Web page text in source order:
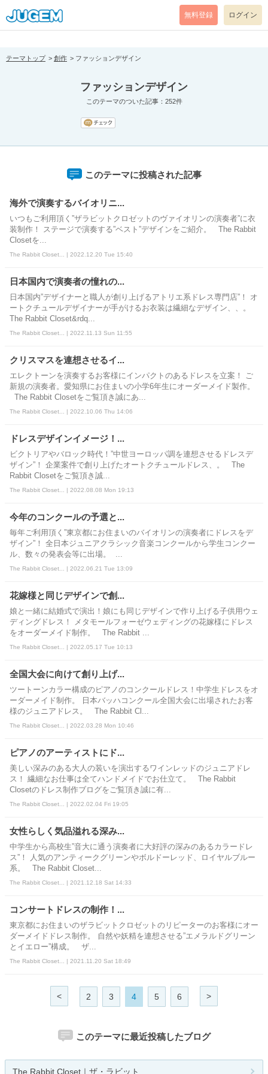
[pear_error: message="Success" code=0 mode=return level=notice
prefix="" info=""]
無料登録 ログイン
テーマトップ 創作 ファッションデザイン
ファッションデザイン
このテーマのついた記事：252件
このテーマに投稿された記事
海外で演奏するバイオリニ...
いつもご利用頂く”ザラビットクロゼットのヴァイオリンの演奏者”に衣
装制作！ ステージで演奏する”ベスト”デザインをご紹介。 The Rabbit
Closetを...
The Rabbit Closet... | 2022.12.20 Tue 15:40
日本国内で演奏者の憧れの...
日本国内”デザイナーと職人が創り上げるアトリエ系ドレス専門店”！ オ
ートクチュールデザイナーが手がけるお衣装は繊細なデザイン、、。
The Rabbit Closet&rdq...
The Rabbit Closet... | 2022.11.13 Sun 11:55
クリスマスを連想させるイ...
エレクトーンを演奏するお客様にインパクトのあるドレスを立案！ ご
新規の演奏者。愛知県にお住まいの小学6年生にオーダーメイド製作。
The Rabbit Closetをご覧頂き誠にあ...
The Rabbit Closet... | 2022.10.06 Thu 14:06
ドレスデザインイメージ！...
ビクトリアやバロック時代！”中世ヨーロッパ調を連想させるドレスデ
ザイン”！ 企業案件で創り上げたオートクチュールドレス、。 The
Rabbit Closetをご覧頂き誠...
The Rabbit Closet... | 2022.08.08 Mon 19:13
今年のコンクールの予選と...
毎年ご利用頂く”東京都にお住まいのバイオリンの演奏者にドレスをデ
ザイン”！ 全日本ジュニアクラシック音楽コンクールから学生コンクー
ル、数々の発表会等に出場。 ...
The Rabbit Closet... | 2022.06.21 Tue 13:09
花嫁様と同じデザインで創...
娘と一緒に結婚式で演出！娘にも同じデザインで作り上げる子供用ウェ
ディングドレス！ メタモールフォーゼウェディングの花嫁様にドレス
をオーダーメイド制作。 The Rabbit ...
The Rabbit Closet... | 2022.05.17 Tue 10:13
全国大会に向けて創り上げ...
ツートーンカラー構成のピアノのコンクールドレス！中学生ドレスをオ
ーダーメイド制作。 日本バッハコンクール全国大会に出場されたお客
様のジュニアドレス。 The Rabbit Cl...
The Rabbit Closet... | 2022.03.28 Mon 10:46
ピアノのアーティストにド...
美しい深みのある大人の装いを演出するワインレッドのジュニアドレ
ス！ 繊細なお仕事は全てハンドメイドでお仕立て。 The Rabbit
Closetのドレス制作ブログをご覧頂き誠に有...
The Rabbit Closet... | 2022.02.04 Fri 19:05
女性らしく気品溢れる深み...
中学生から高校生”音大に通う演奏者に大好評の深みのあるカラードレ
ス”！ 人気のアンティークグリーンやボルドーレッド、ロイヤルブルー
系。 The Rabbit Closet...
The Rabbit Closet... | 2021.12.18 Sat 14:33
コンサートドレスの制作！...
東京都にお住まいのザラビットクロゼットのリピーターのお客様にオー
ダーメイドドレス制作。 自然や妖精を連想させる”エメラルドグリーン
とイエロー”構成。 ザ...
The Rabbit Closet... | 2021.11.20 Sat 18:49
< 2 3 4 5 6 >
このテーマに最近投稿したブログ
The Rabbit Closet｜ザ・ラビット...